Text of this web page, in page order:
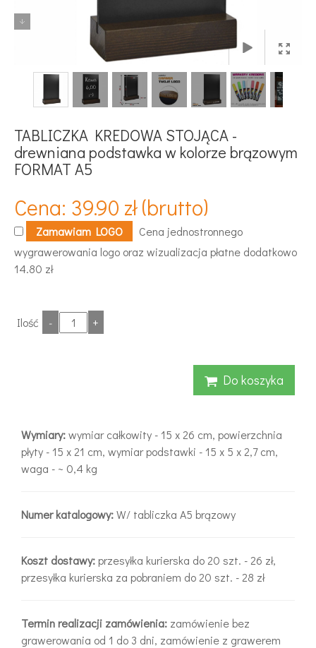
TABLICZKA KREDOWA STOJĄCA -
drewniana podstawka w kolorze brązowym
FORMAT A5
Cena: 39.90 zł (brutto)
Zamawiam LOGO
Cena jednostronnego
wygrawerowania logo oraz wizualizacja płatne dodatkowo
14.80 zł
Ilość - +
Do koszyka
Wymiary:wymiar całkowity - 15 x 26 cm, powierzchnia
płyty - 15 x 21 cm, wymiar podstawki - 15 x 5 x 2,7 cm,
waga - ~ 0,4 kg
Numer katalogowy:W/ tabliczka A5 brązowy
Koszt dostawy: przesyłka kurierska do 20 szt. - 26 zł,
przesyłka kurierska za pobraniem do 20 szt. - 28 zł
Termin realizacji zamówienia: zamówienie bez
grawerowania od 1 do 3 dni, zamówienie z grawerem